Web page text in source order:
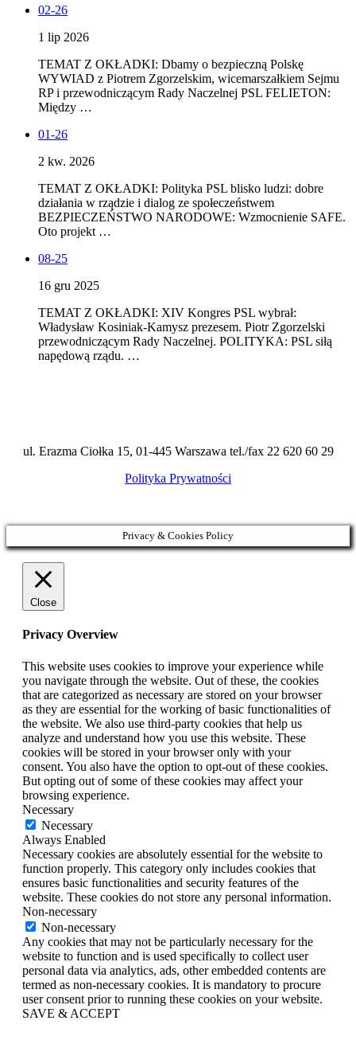
02-26
1 lip 2026
TEMAT Z OKŁADKI: Dbamy o bezpieczną Polskę
WYWIAD z Piotrem Zgorzelskim, wicemarszałkiem Sejmu
RP i przewodniczącym Rady Naczelnej PSL FELIETON:
Między …
01-26
2 kw. 2026
TEMAT Z OKŁADKI: Polityka PSL blisko ludzi: dobre
działania w rządzie i dialog ze społeczeństwem
BEZPIECZEŃSTWO NARODOWE: Wzmocnienie SAFE.
Oto projekt …
08-25
16 gru 2025
TEMAT Z OKŁADKI: XIV Kongres PSL wybrał:
Władysław Kosiniak-Kamysz prezesem. Piotr Zgorzelski
przewodniczącym Rady Naczelnej. POLITYKA: PSL siłą
napędową rządu. …
ul. Erazma Ciołka 15, 01-445 Warszawa tel./fax 22 620 60 29
Polityka Prywatności
Privacy & Cookies Policy
Close
Privacy Overview
This website uses cookies to improve your experience while
you navigate through the website. Out of these, the cookies
that are categorized as necessary are stored on your browser
as they are essential for the working of basic functionalities of
the website. We also use third-party cookies that help us
analyze and understand how you use this website. These
cookies will be stored in your browser only with your
consent. You also have the option to opt-out of these cookies.
But opting out of some of these cookies may affect your
browsing experience.
Necessary
Necessary
Always Enabled
Necessary cookies are absolutely essential for the website to
function properly. This category only includes cookies that
ensures basic functionalities and security features of the
website. These cookies do not store any personal information.
Non-necessary
Non-necessary
Any cookies that may not be particularly necessary for the
website to function and is used specifically to collect user
personal data via analytics, ads, other embedded contents are
termed as non-necessary cookies. It is mandatory to procure
user consent prior to running these cookies on your website.
SAVE & ACCEPT